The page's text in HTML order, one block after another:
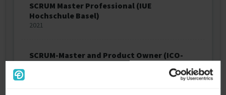
SCRUM Master Professional (IUE
Hochschule Basel)
2021
SCRUM-Master and Product Owner (ICO-